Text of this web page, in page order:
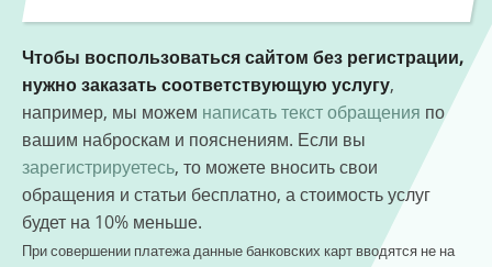
Чтобы воспользоваться сайтом без регистрации,
нужно заказать соответствующую услугу,
например, мы можем написать текст обращения по
вашим наброскам и пояснениям. Если вы
зарегистрируетесь, то можете вносить свои
обращения и статьи бесплатно, а стоимость услуг
будет на 10% меньше.
При совершении платежа данные банковских карт вводятся не на